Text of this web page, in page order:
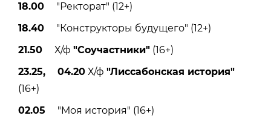
18.00 "Ректорат" (12+)
18.40 "Конструкторы будущего" (12+)
21.50 Х/ф "Соучастники" (16+)
23.25, 04.20 Х/ф "Лиссабонская история"
(16+)
02.05 "Моя история" (16+)